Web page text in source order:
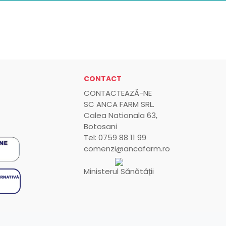
CONTACT
CONTACTEAZĂ-NE
SC ANCA FARM SRL.
Calea Nationala 63,
Botosani
Tel: 0759 88 11 99
comenzi@ancafarm.ro
Ministerul Sănătății